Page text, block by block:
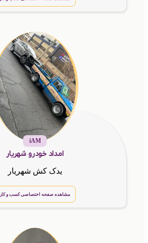
iAM
امداد خودرو شهریار
یدک کش شهریار
مشاهده صفحه اختصاصی کسب و کار